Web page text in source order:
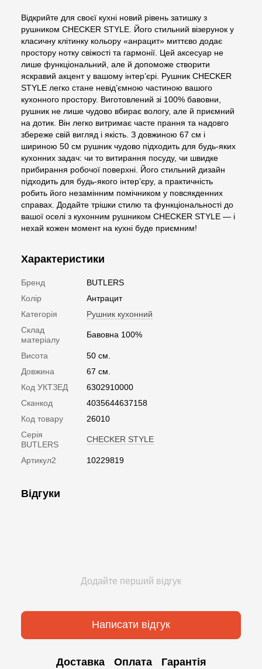
Відкрийте для своєї кухні новий рівень затишку з
рушником CHECKER STYLE. Його стильний візерунок у
класичну клітинку кольору «анрацит» миттєво додає
простору нотку свіжості та гармонії. Цей аксесуар не
лише функціональний, але й допоможе створити
яскравий акцент у вашому інтер’єрі. Рушник CHECKER
STYLE легко стане невід’ємною частиною вашого
кухонного простору. Виготовлений зі 100% бавовни,
рушник не лише чудово вбирає вологу, але й приємний
на дотик. Він легко витримає часте прання та надовго
збереже свій вигляд і якість. З довжиною 67 см і
шириною 50 см рушник чудово підходить для будь-яких
кухонних задач: чи то витирання посуду, чи швидке
прибирання робочої поверхні. Його стильний дизайн
підходить для будь-якого інтер’єру, а практичність
робить його незамінним помічником у повсякденних
справах. Додайте трішки стилю та функціональності до
вашої оселі з кухонним рушником CHECKER STYLE — і
нехай кожен момент на кухні буде приємним!
Характеристики
Бренд
BUTLERS
Колір
Антрацит
Категорія
Рушник кухонний
Склад
матеріалу
Бавовна 100%
Висота
50 см.
Довжина
67 см.
Код УКТЗЕД
6302910000
Сканкод
4035644637158
Код товару
26010
Серія
BUTLERS
CHECKER STYLE
Артикул2 10229819
Відгуки
Додайте перший відгук
Написати відгук
Доставка Оплата Гарантія